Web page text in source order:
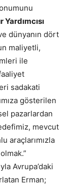
dünyanın dört
maliyetli,
ile
sadakati
gösterilen
pazarlardan
mevcut
araçlarımızla
Avrupa’daki
Erman;